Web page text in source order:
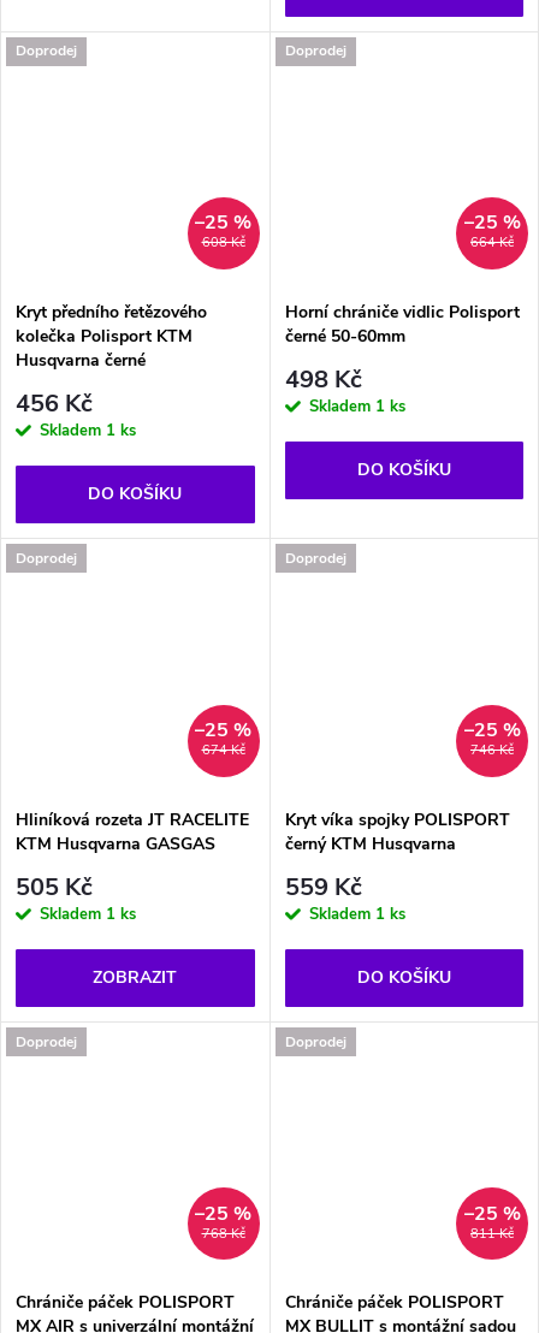
Doprodej
608 Kč
–25 %
Kryt předního řetězového
kolečka Polisport KTM
Husqvarna černé
456 Kč
Skladem 1 ks
DO KOŠÍKU
Doprodej
664 Kč
–25 %
Horní chrániče vidlic Polisport
černé 50-60mm
498 Kč
Skladem 1 ks
DO KOŠÍKU
Doprodej
674 Kč
–25 %
Hliníková rozeta JT RACELITE
KTM Husqvarna GASGAS
505 Kč
Skladem 1 ks
ZOBRAZIT
Doprodej
746 Kč
–25 %
Kryt víka spojky POLISPORT
černý KTM Husqvarna
559 Kč
Skladem 1 ks
DO KOŠÍKU
Doprodej
768 Kč
–25 %
Chrániče páček POLISPORT
MX AIR s univerzální montážní
Doprodej
811 Kč
–25 %
Chrániče páček POLISPORT
MX BULLIT s montážní sadou